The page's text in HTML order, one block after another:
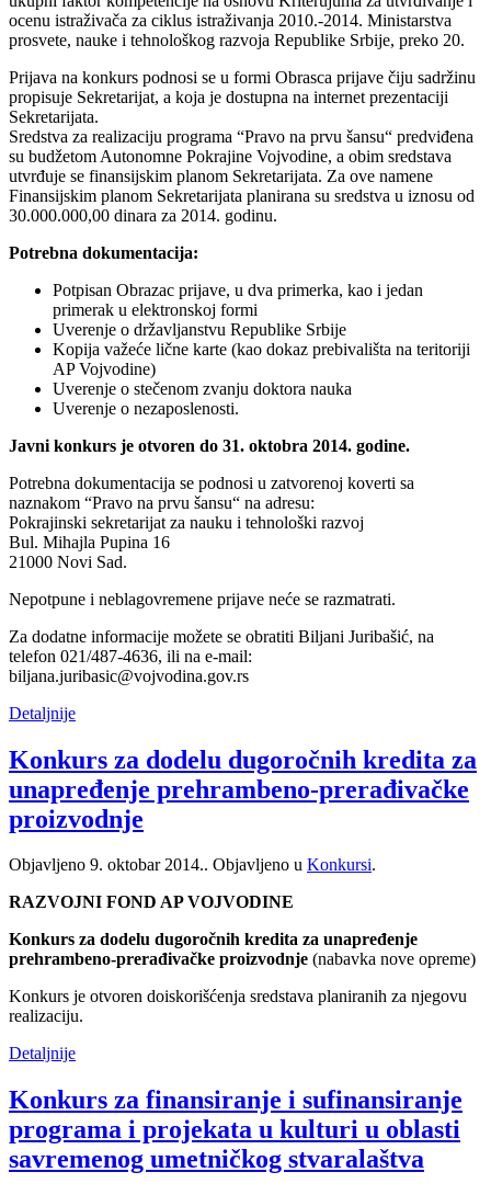
ocenu istraživača za ciklus istraživanja 2010.-2014. Ministarstva
prosvete, nauke i tehnološkog razvoja Republike Srbije, preko 20.
Prijava na konkurs podnosi se u formi Obrasca prijave čiju sadržinu
propisuje Sekretarijat, a koja je dostupna na internet prezentaciji
Sekretarijata.
Sredstva za realizaciju programa “Pravo na prvu šansu“ predviđena
su budžetom Autonomne Pokrajine Vojvodine, a obim sredstava
utvrđuje se finansijskim planom Sekretarijata. Za ove namene
Finansijskim planom Sekretarijata planirana su sredstva u iznosu od
30.000.000,00 dinara za 2014. godinu.
Potrebna dokumentacija:
Potpisan Obrazac prijave, u dva primerka, kao i jedan
primerak u elektronskoj formi
Uverenje o državljanstvu Republike Srbije
Kopija važeće lične karte (kao dokaz prebivališta na teritoriji
AP Vojvodine)
Uverenje o stečenom zvanju doktora nauka
Uverenje o nezaposlenosti.
Javni konkurs je otvoren do 31. oktobra 2014. godine.
Potrebna dokumentacija se podnosi u zatvorenoj koverti sa
naznakom “Pravo na prvu šansu“ na adresu:
Pokrajinski sekretarijat za nauku i tehnološki razvoj
Bul. Mihajla Pupina 16
21000 Novi Sad.
Nepotpune i neblagovremene prijave neće se razmatrati.
Za dodatne informacije možete se obratiti Biljani Juribašić, na
telefon 021/487-4636, ili na e-mail:
biljana.juribasic@vojvodina.gov.rs
Detaljnije
Konkurs za dodelu dugoročnih kredita za
unapređenje prehrambeno-prerađivačke
proizvodnje
Objavljeno 9. oktobar 2014.. Objavljeno u Konkursi.
RAZVOJNI FOND AP VOJVODINE
Konkurs za dodelu dugoročnih kredita za unapređenje
prehrambeno-prerađivačke proizvodnje (nabavka nove opreme)
Konkurs je otvoren doiskorišćenja sredstava planiranih za njegovu
realizaciju.
Detaljnije
Konkurs za finansiranje i sufinansiranje
programa i projekata u kulturi u oblasti
savremenog umetničkog stvaralaštva